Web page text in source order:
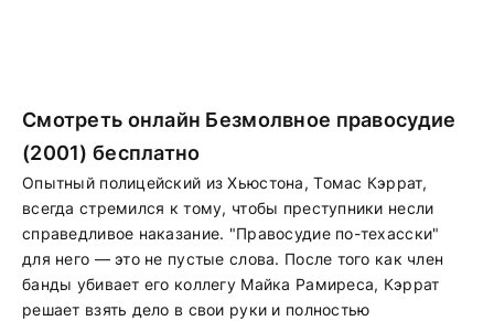
Смотреть онлайн Безмолвное правосудие
(2001) бесплатно
Опытный полицейский из Хьюстона, Томас Кэррат,
всегда стремился к тому, чтобы преступники несли
справедливое наказание. "Правосудие по-техасски"
для него — это не пустые слова. После того как член
банды убивает его коллегу Майка Рамиреса, Кэррат
решает взять дело в свои руки и полностью